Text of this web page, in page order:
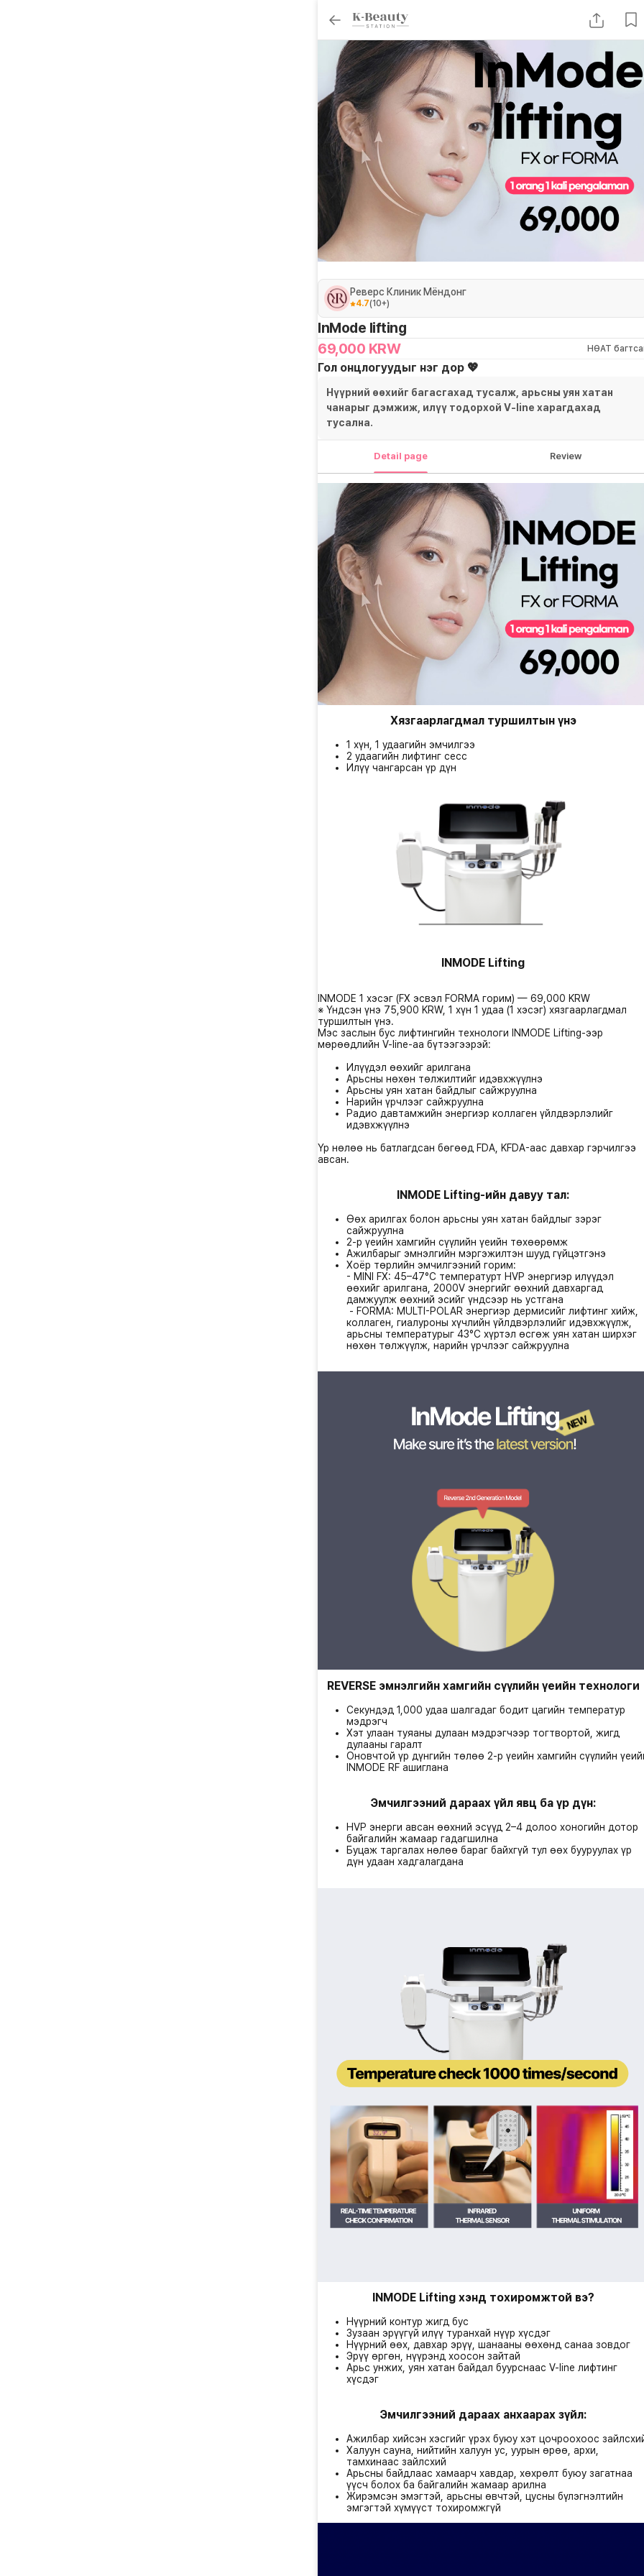
Реверс Клиник Мёндонг
4.7(10+)
InMode lifting
69,000 KRW НӨАТ
Гол онцлогуудыг нэг дор 💖
Нүүрний өөхийг багасгахад тусалж, арьсны уян хатан
чанарыг дэмжиж, илүү тодорхой V-line харагдахад
тусална.
Detail page Review
Хязгаарлагдмал туршилтын үнэ
1 хүн, 1 удаагийн эмчилгээ
2 удаагийн лифтинг сесс
Илүү чангарсан үр дүн
INMODE Lifting
INMODE 1 хэсэг (FX эсвэл FORMA горим) — 69,000 KRW
※ Үндсэн үнэ 75,900 KRW, 1 хүн 1 удаа (1 хэсэг) хязгаарлагдмал
туршилтын үнэ.
Мэс заслын бус лифтингийн технологи INMODE Lifting-ээр
мөрөөдлийн V-line-аа бүтээгээрэй:
Илүүдэл өөхийг арилгана
Арьсны нөхөн төлжилтийг идэвхжүүлнэ
Арьсны уян хатан байдлыг сайжруулна
Нарийн үрчлээг сайжруулна
Радио давтамжийн энергиэр коллаген үйлдвэрлэлийг
идэвхжүүлнэ
Үр нөлөө нь батлагдсан бөгөөд FDA, KFDA-аас давхар гэрчилгээ
авсан.
INMODE Lifting-ийн давуу тал:
Өөх арилгах болон арьсны уян хатан байдлыг зэрэг
сайжруулна
2-р үеийн хамгийн сүүлийн үеийн төхөөрөмж
Ажилбарыг эмнэлгийн мэргэжилтэн шууд гүйцэтгэнэ
Хоёр төрлийн эмчилгээний горим:
- MINI FX: 45–47°C температурт HVP энергиэр илүүдэл
өөхийг арилгана, 2000V энергийг өөхний давхаргад
дамжуулж өөхний эсийг үндсээр нь устгана
- FORMA: MULTI-POLAR энергиэр дермисийг лифтинг хийж,
коллаген, гиалуроны хүчлийн үйлдвэрлэлийг идэвхжүүлж,
арьсны температурыг 43°C хүртэл өсгөж уян хатан ширхэг
нөхөн төлжүүлж, нарийн үрчлээг сайжруулна
REVERSE эмнэлгийн хамгийн сүүлийн үеийн технологи
Секундэд 1,000 удаа шалгадаг бодит цагийн температур
мэдрэгч
Хэт улаан туяаны дулаан мэдрэгчээр тогтвортой, жигд
дулааны гаралт
Оновчтой үр дүнгийн төлөө 2-р үеийн хамгийн сүүлийн
INMODE RF ашиглана
Эмчилгээний дараах үйл явц ба үр дүн:
HVP энерги авсан өөхний эсүүд 2–4 долоо хоногийн дотор
байгалийн жамаар гадагшилна
Буцаж таргалах нөлөө бараг байхгүй тул өөх бууруулах үр
дүн удаан хадгалагдана
INMODE Lifting хэнд тохиромжтой вэ?
Нүүрний контур жигд бус
Зузаан эрүүгүй илүү туранхай нүүр хүсдэг
Нүүрний өөх, давхар эрүү, шанааны өөхөнд санаа зовдог
Эрүү өргөн, нүүрэнд хоосон зайтай
Арьс унжих, уян хатан байдал буурснаас V-line лифтинг
хүсдэг
Эмчилгээний дараах анхаарах зүйл:
Ажилбар хийсэн хэсгийг үрэх буюу хэт цочроохоос
Халуун сауна, нийтийн халуун ус, уурын өрөө, архи,
тамхинаас зайлсхий
Арьсны байдлаас хамаарч хавдар, хөхрөлт буюу загатнаа
үүсч болох ба байгалийн жамаар арилна
Жирэмсэн эмэгтэй, арьсны өвчтэй, цусны бүлэгнэлтийн
эмгэгтэй хүмүүст тохиромжгүй